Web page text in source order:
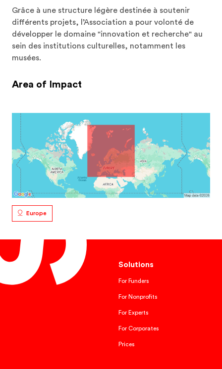
Grâce à une structure légère destinée à soutenir
différents projets, l’Association a pour volonté de
développer le domaine "innovation et recherche" au
sein des institutions culturelles, notamment les
musées.
Area of Impact
Europe
Solutions
For Funders
For Nonprofits
For Experts
For Corporates
Prices